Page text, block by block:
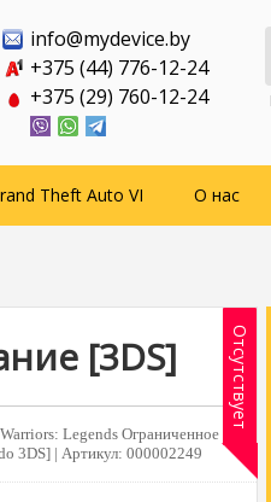
info@mydevice.by
+375 (44) 776-12-24
+375 (29) 760-12-24
Theft Auto VI О нас
[3DS]
Legends Ограниченное
3DS] | Артикул: 000002249
Отсутствует